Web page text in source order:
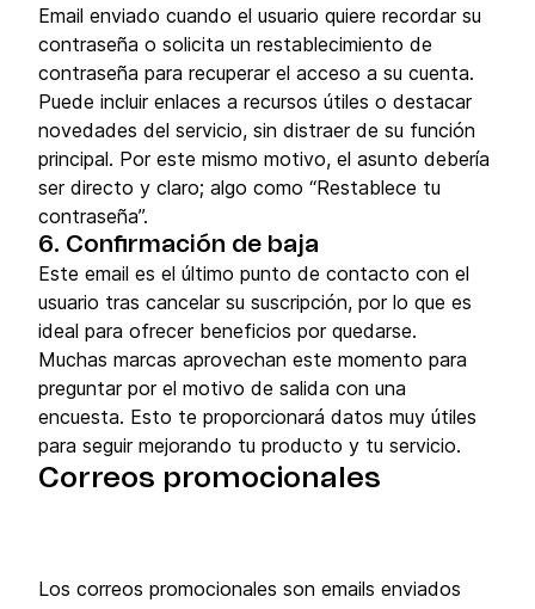
Email enviado cuando el usuario quiere recordar su
contraseña o solicita un restablecimiento de
contraseña para recuperar el acceso a su cuenta.
Puede incluir enlaces a recursos útiles o destacar
novedades del servicio, sin distraer de su función
principal. Por este mismo motivo, el asunto debería
ser directo y claro; algo como “Restablece tu
contraseña”.
6. Confirmación de baja
Este email es el último punto de contacto con el
usuario tras cancelar su suscripción, por lo que es
ideal para ofrecer beneficios por quedarse.
Muchas marcas aprovechan este momento para
preguntar por el motivo de salida con una
encuesta. Esto te proporcionará datos muy útiles
para seguir mejorando tu producto y tu servicio.
Correos promocionales
Los correos promocionales son emails enviados